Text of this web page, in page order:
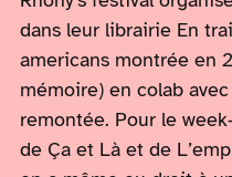
dans leur librairie En
americans montrée en
mémoire) en colab
remontée. Pour le
de Ça et Là et de